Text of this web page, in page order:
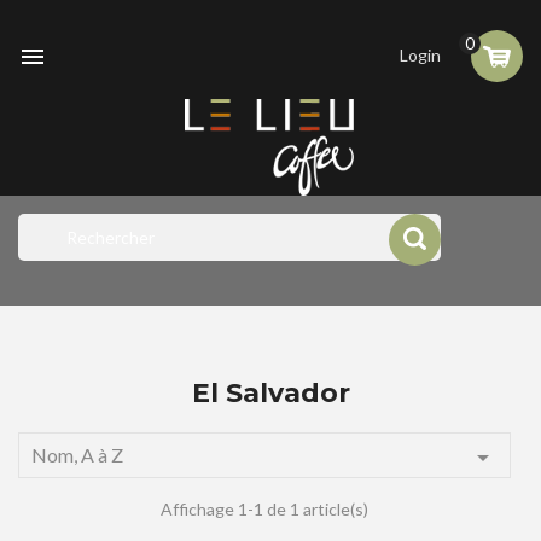
 0
Login
El Salvador
Nom, A à Z 
Affichage 1-1 de 1 article(s)